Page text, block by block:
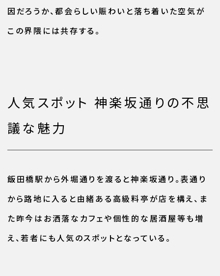
因だろうか、都会らしい賑わいと落ち着いた空気が
この界隈には共存する。
人気スポット 神楽坂通りの不思
議な魅力
飯田橋駅から外堀通りを渡ると神楽坂通り。表通り
から路地に入ると由緒ある高級料亭が店を構え、ま
た昨今はお洒落なカフェや個性的な居酒屋等も増
え、若者にも人気のスポットとなっている。